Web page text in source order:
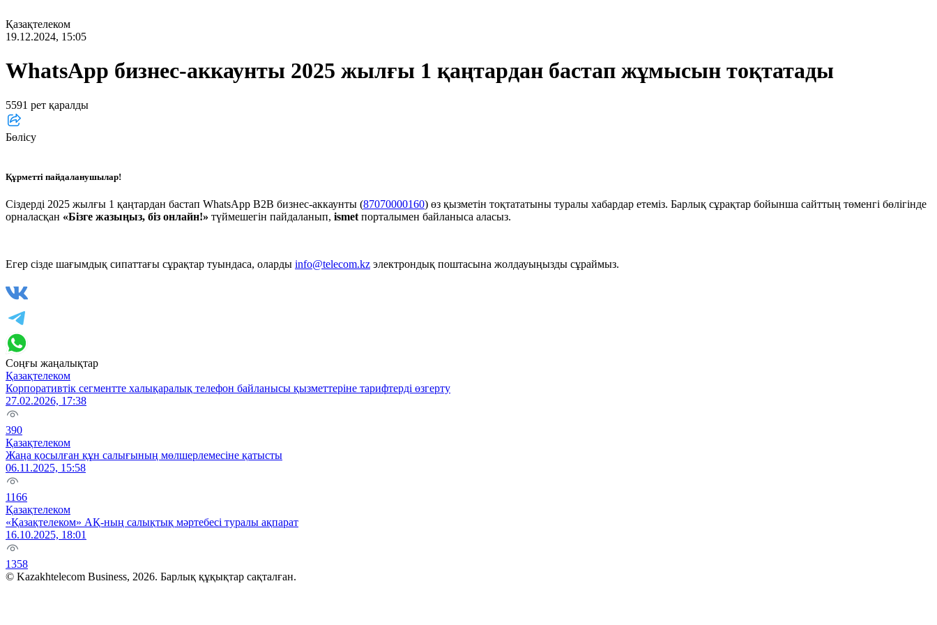
Қазақтелеком
19.12.2024, 15:05
WhatsApp бизнес-аккаунты 2025 жылғы 1 қаңтардан бастап жұмысын тоқтатады
5591 рет қаралды
Бөлісу
Құрметті пайдаланушылар!
Сіздерді 2025 жылғы 1 қаңтардан бастап WhatsApp B2B бизнес-аккаунты (87070000160) өз қызметін тоқтататыны туралы хабардар етеміз. Барлық сұрақтар бойынша сайттың төменгі бөлігінде
орналасқан «Бізге жазыңыз, біз онлайн!» түймешегін пайдаланып, ismet порталымен байланыса аласыз.
Егер сізде шағымдық сипаттағы сұрақтар туындаса, оларды info@telecom.kz электрондық поштасына жолдауыңызды сұраймыз.
Соңғы жаңалықтар
Қазақтелеком
Корпоративтік сегментте халықаралық телефон байланысы қызметтеріне тарифтерді өзгерту
27.02.2026, 17:38
390
Қазақтелеком
Жаңа қосылған құн салығының мөлшерлемесіне қатысты
06.11.2025, 15:58
1166
Қазақтелеком
«Қазақтелеком» АҚ-ның салықтық мәртебесі туралы ақпарат
16.10.2025, 18:01
1358
© Kazakhtelecom Business, 2026. Барлық құқықтар сақталған.